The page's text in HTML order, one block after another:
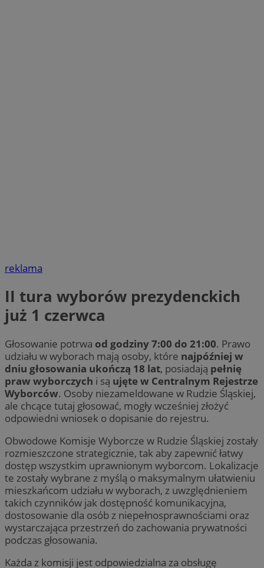
reklama
II tura wyborów prezydenckich
już 1 czerwca
Głosowanie potrwa od godziny 7:00 do 21:00. Prawo
udziału w wyborach mają osoby, które najpóźniej w
dniu głosowania ukończą 18 lat, posiadają pełnię
praw wyborczych i są ujęte w Centralnym Rejestrze
Wyborców. Osoby niezameldowane w Rudzie Śląskiej,
ale chcące tutaj głosować, mogły wcześniej złożyć
odpowiedni wniosek o dopisanie do rejestru.
Obwodowe Komisje Wyborcze w Rudzie Śląskiej zostały
rozmieszczone strategicznie, tak aby zapewnić łatwy
dostęp wszystkim uprawnionym wyborcom. Lokalizacje
te zostały wybrane z myślą o maksymalnym ułatwieniu
mieszkańcom udziału w wyborach, z uwzględnieniem
takich czynników jak dostępność komunikacyjna,
dostosowanie dla osób z niepełnosprawnościami oraz
wystarczająca przestrzeń do zachowania prywatności
podczas głosowania.
Każda z komisji jest odpowiedzialna za obsługę